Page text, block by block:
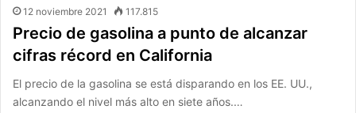
12 noviembre 2021 117.815
Precio de gasolina a punto de alcanzar
cifras récord en California
El precio de la gasolina se está disparando en los EE. UU.,
alcanzando el nivel más alto en siete años.…